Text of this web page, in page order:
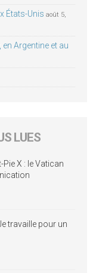
États-Unis août 5,
en Argentine et au
LUES
X : le Vatican
travaille pour un